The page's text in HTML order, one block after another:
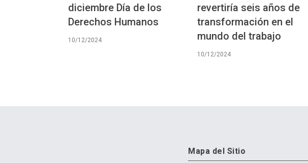
diciembre Día de los
Derechos Humanos
10/12/2024
revertiría seis años de
transformación en el
mundo del trabajo
10/12/2024
Mapa del Sitio